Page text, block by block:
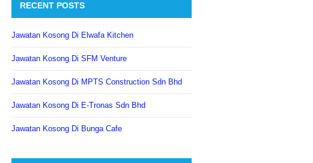
RECENT POSTS
Jawatan Kosong Di Elwafa Kitchen
Jawatan Kosong Di SFM Venture
Jawatan Kosong Di MPTS Construction Sdn Bhd
Jawatan Kosong Di E-Tronas Sdn Bhd
Jawatan Kosong Di Bunga Cafe